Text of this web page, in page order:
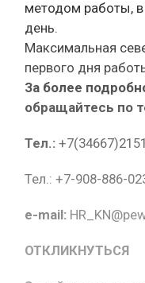
методом работы,
день.
Максимальная
первого дня
За более
обращайтесь по
Тел.:
Тел.: +7-908-886-
e-mail:
ОТКЛИКНУТЬСЯ